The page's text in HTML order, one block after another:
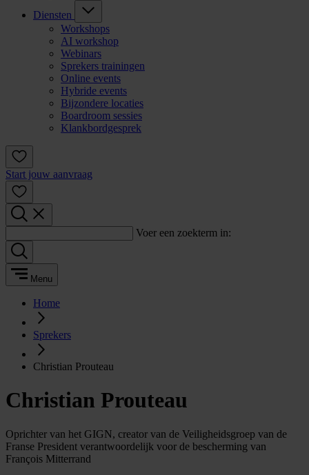
Diensten
Workshops
AI workshop
Webinars
Sprekers trainingen
Online events
Hybride events
Bijzondere locaties
Boardroom sessies
Klankbordgesprek
Start jouw aanvraag
Voer een zoekterm in:
Menu
Home
Sprekers
Christian Prouteau
Christian Prouteau
Oprichter van het GIGN, creator van de Veiligheidsgroep van de
Franse President verantwoordelijk voor de bescherming van
François Mitterrand